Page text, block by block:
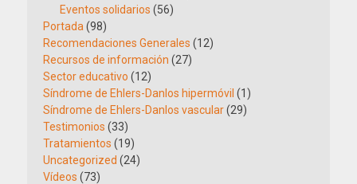
Eventos solidarios (56)
Portada (98)
Recomendaciones Generales (12)
Recursos de información (27)
Sector educativo (12)
Síndrome de Ehlers-Danlos hipermóvil (1)
Síndrome de Ehlers-Danlos vascular(29)
Testimonios (33)
Tratamientos (19)
Uncategorized (24)
Vídeos (73)